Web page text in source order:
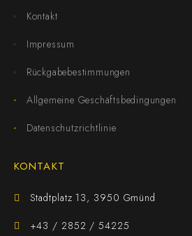
Kontakt
Impressum
Rückgabebestimmungen
Allgemeine Geschäftsbedingungen
Datenschutzrichtlinie
KONTAKT
Stadtplatz 13, 3950 Gmünd
+43 / 2852 / 54225